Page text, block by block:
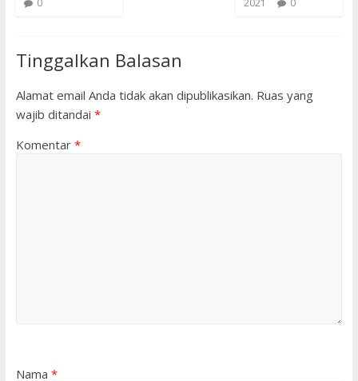
0 2021 0
Tinggalkan Balasan
Alamat email Anda tidak akan dipublikasikan. Ruas yang
wajib ditandai *
Komentar *
Nama *